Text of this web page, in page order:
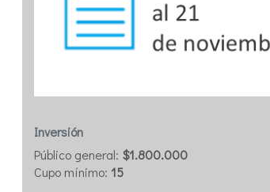
Inversión
Público general: $1.800.000
Cupo mínimo: 15